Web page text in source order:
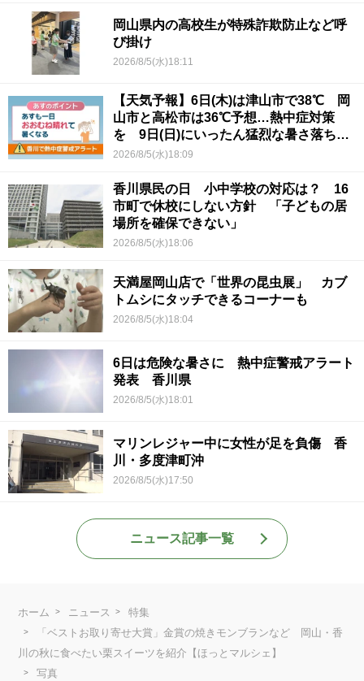
岡山県内の高校生が特殊詐欺防止など呼
び掛け
2026/8/5(水)18:11
【天気予報】6日(木)は津山市で38℃ 岡
山市と高松市は36℃予想…熱中症対策
を 9日(日)にいったん猛烈な暑さ落ち着
くか
2026/8/5(水)18:09
香川県民の日 小中学校の対応は？ 16
市町で休校にしない方針 「子どもの居
場所を確保できない」
2026/8/5(水)18:06
天満屋岡山店で「世界の昆虫展」 カブ
トムシにタッチできるコーナーも
2026/8/5(水)18:04
6日は危険な暑さに 熱中症警戒アラート
発表 香川県
2026/8/5(水)18:01
マリンレジャー中に女性が足を負傷 香
川・多度津町沖
2026/8/5(水)17:50
ニュース記事一覧
ホーム ニュース
特集
「ベストお取り寄せ大賞」金賞の焼きモンブランなど 岡山・香
川の秋に食べたい栗スイーツを紹介【ほっとマルシェ】
写真